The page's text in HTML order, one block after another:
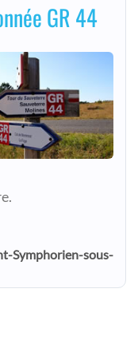
GR 44
Symphorien-sous-